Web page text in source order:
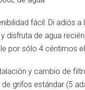
fácil: Di adiós a
disfruta de agua
por sólo 4 céntimos
y cambio de
grifos estándar (5